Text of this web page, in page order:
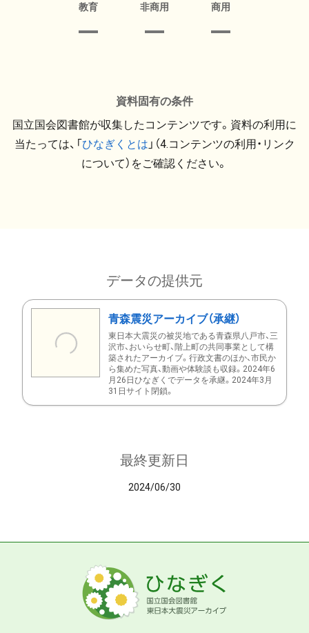
教育 非商用 商用
資料固有の条件
国立国会図書館が収集したコンテンツです。資料の利用に
当たっては、「ひなぎくとは 」（4.コンテンツの利用・リンク
について）をご確認ください。
データの提供元
青森震災アーカイブ（承継）
東日本大震災の被災地である青森県八戸市、三
沢市、おいらせ町、階上町の共同事業として構
築されたアーカイブ。行政文書のほか、市民か
ら集めた写真、動画や体験談も収録。2024年6
月26日ひなぎくでデータを承継。2024年3月
31日サイト閉鎖。
最終更新日
2024/06/30